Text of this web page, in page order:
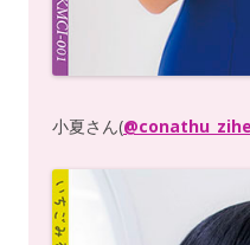
小夏さん(